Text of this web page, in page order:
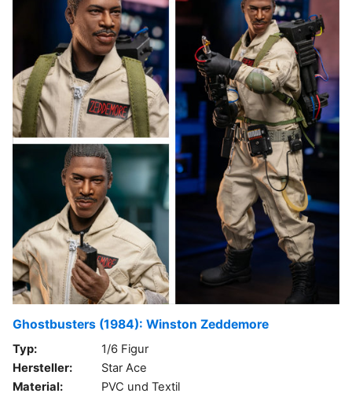
Ghostbusters (1984): Winston Zeddemore
Typ:
1/6 Figur
Hersteller:
Star Ace
Material:
PVC und Textil